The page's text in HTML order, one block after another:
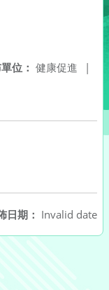
位： 健康促進 |
日期： Invalid date